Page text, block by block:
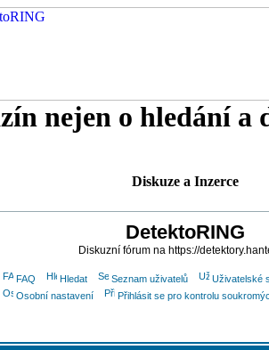
nejen o hledání a
Diskuze a Inzerce
DetektoRING
Diskuzní fórum na https://
FAQ Hledat Seznam uživatelů Uživatelské
Osobní nastavení
Přihlásit se pro kontrolu